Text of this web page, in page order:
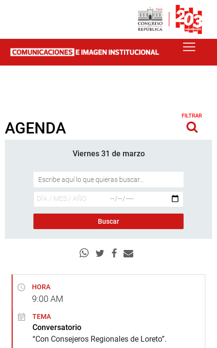
AGENDA
FILTRAR
Viernes 31 de marzo
HORA
9:00 AM
TEMA
Conversatorio
“Con Consejeros Regionales de Loreto”.